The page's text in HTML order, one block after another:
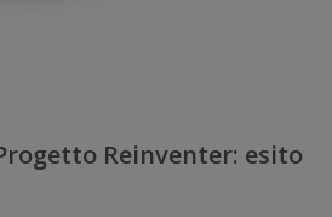
Reinventer: esito